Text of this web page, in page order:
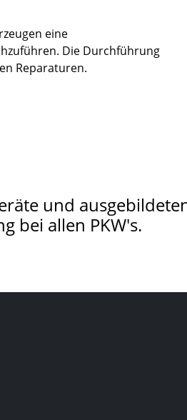
eine
Die Durchführung
Reparaturen.
und
bei allen PKW's.